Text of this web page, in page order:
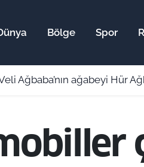
Bölge Spor
Ağbaba’nın ağabeyi Hür